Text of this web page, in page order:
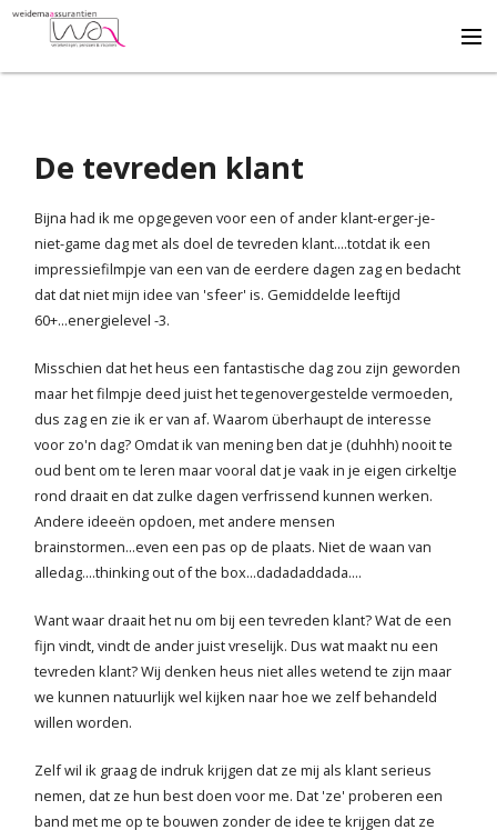
Ontzorgt
Draagt bij
Beveelt aan
Q & A
Formulieren
Blog
Contact
De tevreden klant
Bijna had ik me opgegeven voor een of ander klant-erger-je-
niet-game dag met als doel de tevreden klant....totdat ik een
impressiefilmpje van een van de eerdere dagen zag en bedacht
dat dat niet mijn idee van 'sfeer' is. Gemiddelde leeftijd
60+...energielevel -3.
Misschien dat het heus een fantastische dag zou zijn geworden
maar het filmpje deed juist het tegenovergestelde vermoeden,
dus zag en zie ik er van af. Waarom überhaupt de interesse
voor zo'n dag? Omdat ik van mening ben dat je (duhhh) nooit te
oud bent om te leren maar vooral dat je vaak in je eigen cirkeltje
rond draait en dat zulke dagen verfrissend kunnen werken.
Andere ideeën opdoen, met andere mensen
brainstormen...even een pas op de plaats. Niet de waan van
alledag....thinking out of the box...dadadaddada....
Want waar draait het nu om bij een tevreden klant? Wat de een
fijn vindt, vindt de ander juist vreselijk. Dus wat maakt nu een
tevreden klant? Wij denken heus niet alles wetend te zijn maar
we kunnen natuurlijk wel kijken naar hoe we zelf behandeld
willen worden.
Zelf wil ik graag de indruk krijgen dat ze mij als klant serieus
nemen, dat ze hun best doen voor me. Dat 'ze' proberen een
band met me op te bouwen zonder de idee te krijgen dat ze